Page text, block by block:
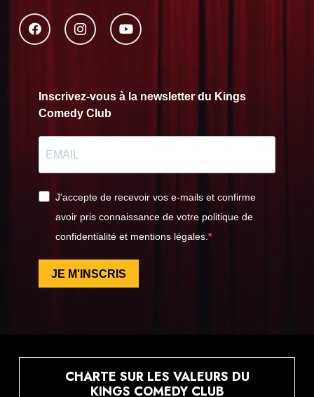
Inscrivez-vous à la newsletter du Kings
Comedy Club
J'accepte de recevoir vos e-mails et confirme
avoir pris connaissance de votre politique de
confidentialité et mentions légales.
JE M'INSCRIS
CHARTE SUR LES VALEURS DU
KINGS COMEDY CLUB